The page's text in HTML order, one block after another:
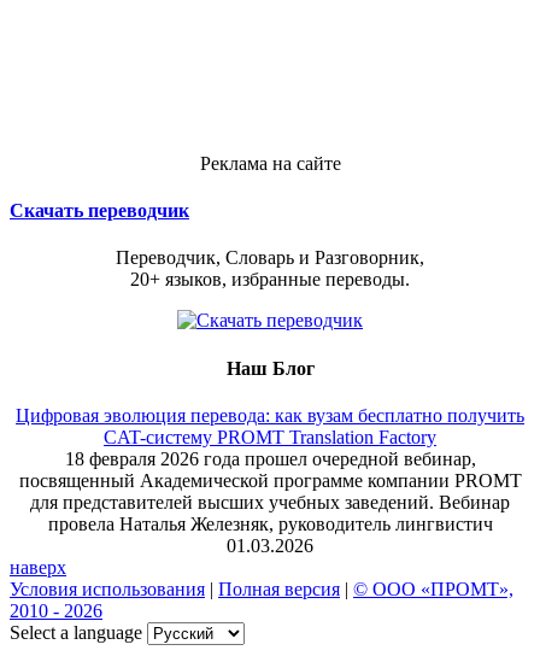
Реклама на сайте
Скачать переводчик
Переводчик, Словарь и Разговорник,
20+ языков, избранные переводы.
Наш Блог
Цифровая эволюция перевода: как вузам бесплатно получить
CAT-систему PROMT Translation Factory
18 февраля 2026 года прошел очередной вебинар,
посвященный Академической программе компании PROMT
для представителей высших учебных заведений. Вебинар
провела Наталья Железняк, руководитель лингвистич
01.03.2026
наверх
Условия использования | Полная версия | © ООО «ПРОМТ»,
2010 - 2026
Select a language